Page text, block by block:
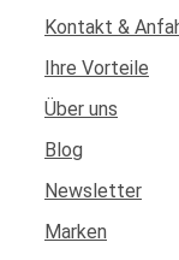
Kontakt &
Ihre Vorteile
Über uns
Blog
Newsletter
Marken